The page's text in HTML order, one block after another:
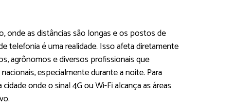
onde as distâncias são longas e os postos de
telefonia é uma realidade. Isso afeta diretamente
agrônomos e diversos profissionais que
especialmente durante a noite. Para
onde o sinal 4G ou Wi-Fi alcança as áreas